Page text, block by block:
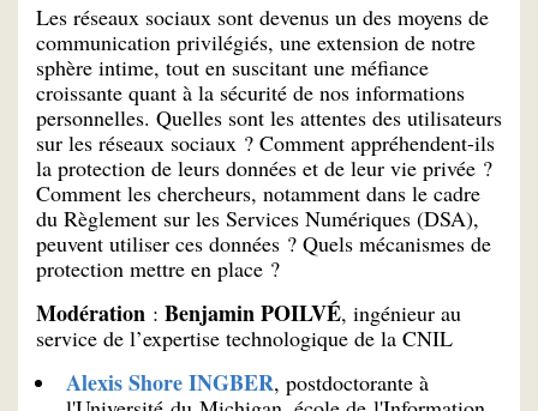
Les réseaux sociaux sont devenus un des moyens de
communication privilégiés, une extension de notre
sphère intime, tout en suscitant une méfiance
croissante quant à la sécurité de nos informations
personnelles. Quelles sont les attentes des utilisateurs
sur les réseaux sociaux ? Comment appréhendent-ils
la protection de leurs données et de leur vie privée ?
Comment les chercheurs, notamment dans le cadre
du Règlement sur les Services Numériques (DSA),
peuvent utiliser ces données ? Quels mécanismes de
protection mettre en place ?
Modération : Benjamin POILVÉ, ingénieur au
service de l’expertise technologique de la CNIL
Alexis Shore INGBER, postdoctorante à